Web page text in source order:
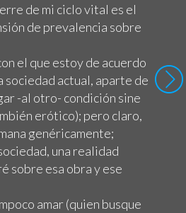
de mi ciclo vital es el
de prevalencia sobre
el que estoy de acuerdo
sociedad actual, aparte de
-al otro- condición sine
erótico); pero claro,
genéricamente;
una realidad
sobre esa obra y ese
amar (quien busque